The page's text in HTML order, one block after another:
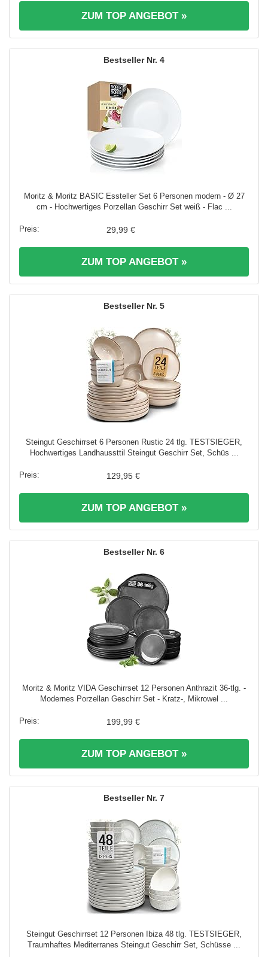
ZUM TOP ANGEBOT »
4
Moritz & Moritz BASIC Essteller Set 6 Personen modern - Ø 27
cm - Hochwertiges Porzellan Geschirr Set weiß - Flac ...
29,99 €
ZUM TOP ANGEBOT »
5
Steingut Geschirrset 6 Personen Rustic 24 tlg. TESTSIEGER,
Hochwertiges Landhaussttil Steingut Geschirr Set, Schüs ...
129,95 €
ZUM TOP ANGEBOT »
6
Moritz & Moritz VIDA Geschirrset 12 Personen Anthrazit 36-tlg. -
Modernes Porzellan Geschirr Set - Kratz-, Mikrowel ...
199,99 €
ZUM TOP ANGEBOT »
7
Steingut Geschirrset 12 Personen Ibiza 48 tlg. TESTSIEGER,
Traumhaftes Mediterranes Steingut Geschirr Set, Schüsse ...